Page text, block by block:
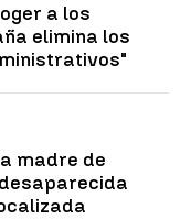
a los
elimina los
madre de